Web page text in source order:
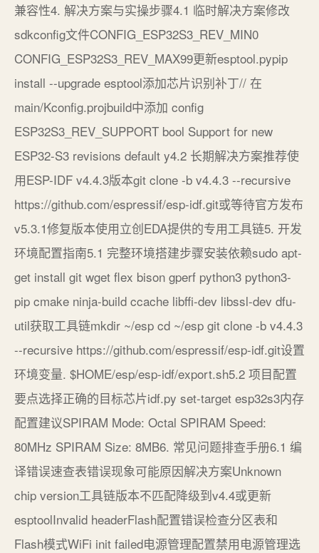
兼容性4. 解决方案与实操步骤4.1 临时解决方案修改
sdkconfig文件CONFIG_ESP32S3_REV_MIN0
CONFIG_ESP32S3_REV_MAX99更新esptool.pypip
install --upgrade esptool添加芯片识别补丁// 在
main/Kconfig.projbuild中添加 config
ESP32S3_REV_SUPPORT bool Support for new
ESP32-S3 revisions default y4.2 长期解决方案推荐使
用ESP-IDF v4.4.3版本git clone -b v4.4.3 --recursive
https://github.com/espressif/esp-idf.git或等待官方发布
v5.3.1修复版本使用立创EDA提供的专用工具链5. 开发
环境配置指南5.1 完整环境搭建步骤安装依赖sudo apt-
get install git wget flex bison gperf python3 python3-
pip cmake ninja-build ccache libffi-dev libssl-dev dfu-
util获取工具链mkdir ~/esp cd ~/esp git clone -b v4.4.3
--recursive https://github.com/espressif/esp-idf.git设置
环境变量. $HOME/esp/esp-idf/export.sh5.2 项目配置
要点选择正确的目标芯片idf.py set-target esp32s3内存
配置建议SPIRAM Mode: Octal SPIRAM Speed:
80MHz SPIRAM Size: 8MB6. 常见问题排查手册6.1 编
译错误速查表错误现象可能原因解决方案Unknown
chip version工具链版本不匹配降级到v4.4或更新
esptoolInvalid headerFlash配置错误检查分区表和
Flash模式WiFi init failed电源管理配置禁用电源管理选